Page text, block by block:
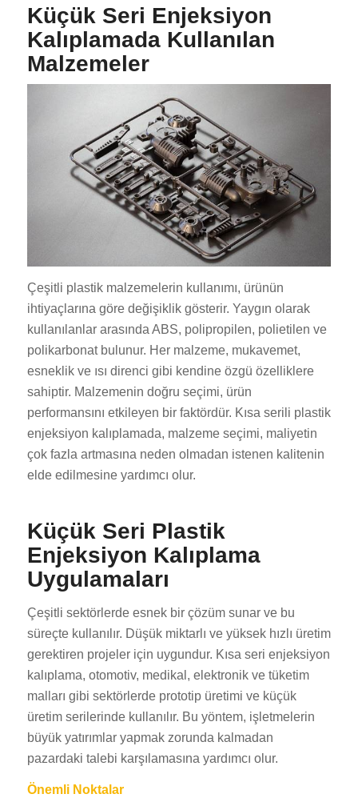
Küçük Seri Enjeksiyon
Kalıplamada Kullanılan
Malzemeler
Çeşitli plastik malzemelerin kullanımı, ürünün
ihtiyaçlarına göre değişiklik gösterir. Yaygın olarak
kullanılanlar arasında ABS, polipropilen, polietilen ve
polikarbonat bulunur. Her malzeme, mukavemet,
esneklik ve ısı direnci gibi kendine özgü özelliklere
sahiptir. Malzemenin doğru seçimi, ürün
performansını etkileyen bir faktördür. Kısa serili plastik
enjeksiyon kalıplamada, malzeme seçimi, maliyetin
çok fazla artmasına neden olmadan istenen kalitenin
elde edilmesine yardımcı olur.
Küçük Seri Plastik
Enjeksiyon Kalıplama
Uygulamaları
Çeşitli sektörlerde esnek bir çözüm sunar ve bu
süreçte kullanılır. Düşük miktarlı ve yüksek hızlı üretim
gerektiren projeler için uygundur. Kısa seri enjeksiyon
kalıplama, otomotiv, medikal, elektronik ve tüketim
malları gibi sektörlerde prototip üretimi ve küçük
üretim serilerinde kullanılır. Bu yöntem, işletmelerin
büyük yatırımlar yapmak zorunda kalmadan
pazardaki talebi karşılamasına yardımcı olur.
Önemli Noktalar